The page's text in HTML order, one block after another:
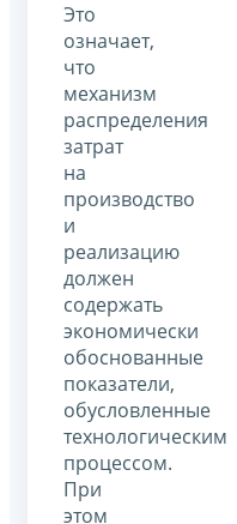
Это
означает,
что
механизм
распределения
затрат
на
производство
и
реализацию
должен
содержать
экономически
обоснованные
показатели,
обусловленные
технологическим
процессом.
При
этом